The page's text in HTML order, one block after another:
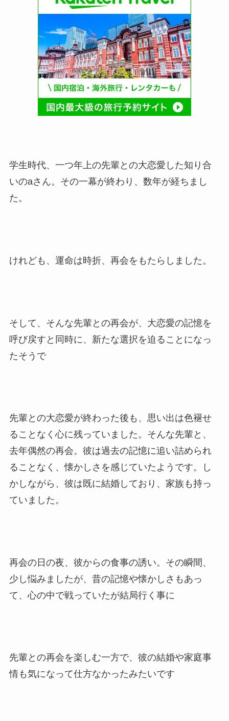
学生時代、一つ年上の先輩との大恋愛した知り合
いのaさん。その一幕が終わり、数年が経ちまし
た。
けれども、運命は時折、再会をもたらしました。
そして、そんな先輩との再会が、大恋愛の記憶を
呼び戻すと同時に、新たな選択を迫ることになっ
たそうで
先輩との大恋愛が終わった後も、思い出は色褪せ
ることなく心に残っていました。そんな先輩と、
去年偶然の再会。彼は過去の記憶に追い詰められ
ることなく、懐かしさを感じていたようです。し
かしながら、彼は既に結婚しており、家族も持っ
ていました。
再会の日の夜、彼からの食事の誘い。その瞬間、
少し悩みましたが、昔の記憶や懐かしさもあっ
て、心の中で戦っていたが結局行く事に
先輩との再会を楽しむ一方で、彼の結婚や家庭事
情も気になって仕方なかったみたいです